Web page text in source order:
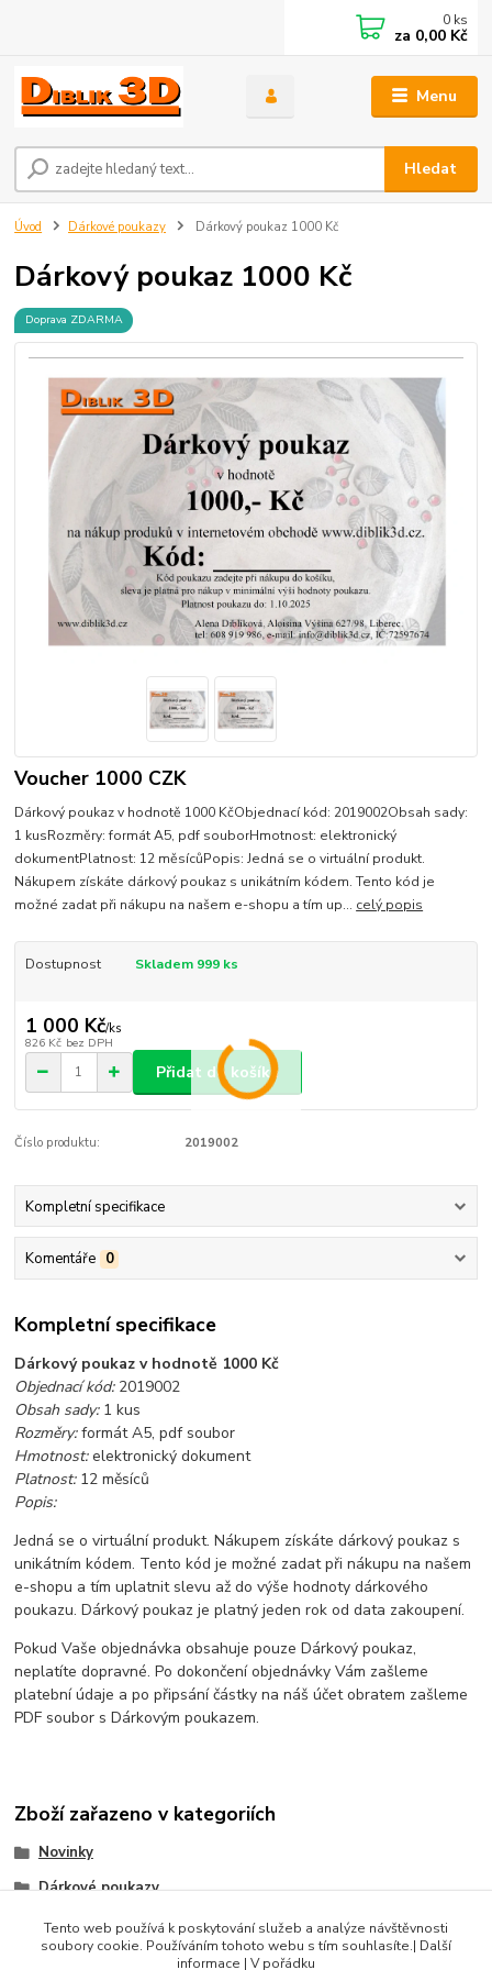
Menu
Hledat
0 ks
za 0,00 Kč
Úvod Dárkové poukazy Dárkový poukaz 1000 Kč
Dárkový poukaz 1000 Kč
Doprava ZDARMA
Voucher 1000 CZK
Dárkový poukaz v hodnotě 1000 KčObjednací kód: 2019002Obsah sady:
1 kusRozměry: formát A5, pdf souborHmotnost: elektronický
dokumentPlatnost: 12 měsícůPopis: Jedná se o virtuální produkt.
Nákupem získáte dárkový poukaz s unikátním kódem. Tento kód je
možné zadat při nákupu na našem e-shopu a tím up... celý popis
Dostupnost Skladem 999 ks
1 000 Kč/ks
826 Kč bez DPH
Přidat do košíku
Číslo produktu: 2019002
Kompletní specifikace
Komentáře 0
Kompletní specifikace
Dárkový poukaz v hodnotě 1000 Kč
Objednací kód:2019002
Obsah sady:1 kus
Rozměry:formát A5, pdf soubor
Hmotnost:elektronický dokument
Platnost: 12 měsíců
Popis:
Jedná se o virtuální produkt. Nákupem získáte dárkový poukaz s
unikátním kódem. Tento kód je možné zadat při nákupu na našem
e-shopu a tím uplatnit slevu až do výše hodnoty dárkového
poukazu. Dárkový poukaz je platný jeden rok od data zakoupení.
Pokud Vaše objednávka obsahuje pouze Dárkový poukaz,
neplatíte dopravné. Po dokončení objednávky Vám zašleme
platební údaje a po připsání částky na náš účet obratem zašleme
PDF soubor s Dárkovým poukazem.
Zboží zařazeno v kategoriích
Novinky
Dárkové poukazy
Doplňkový sortiment
Produkty do 500 Kč
Tento web používá k poskytování služeb a analýze návštěvnosti
soubory cookie. Používáním tohoto webu s tím souhlasíte.| Další
informace | V pořádku